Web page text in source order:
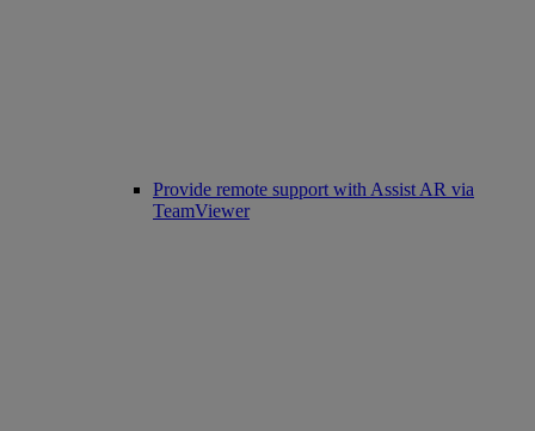
Provide remote support with Assist AR via
TeamViewer